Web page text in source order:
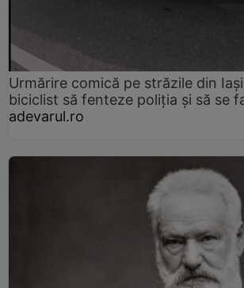
Urmărire comică pe străzile din
biciclist să fenteze poliția și să se
adevarul.ro